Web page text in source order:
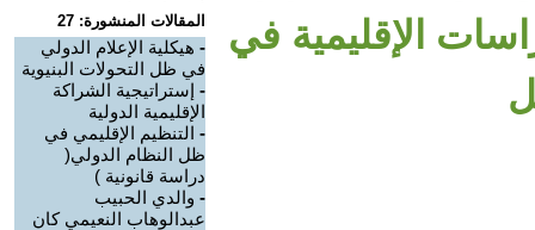
الإقليمية في
المقالات المنشورة: 27
- هيكلية الإعلام الدولي
في ظل التحولات البنيوية
- إستراتيجية الشراكة
الإقليمية الدولية
- التنظيم الإقليمي في
ظل النظام الدولي(
دراسة قانونية )
- والدي الحبيب
عبدالوهاب النعيمي كان